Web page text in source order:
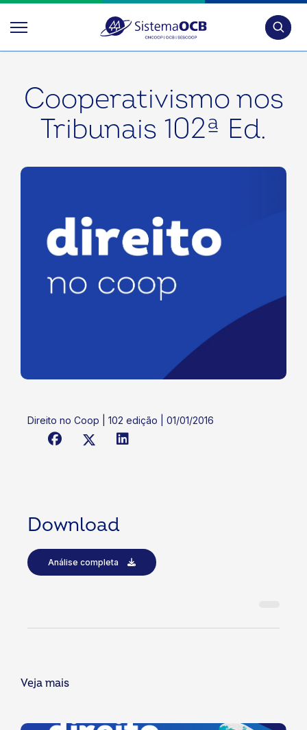
Cooperativismo nos
Tribunais 102ª Ed.
Direito no Coop | 102 edição | 01/01/2016
Download
Análise completa
Veja mais